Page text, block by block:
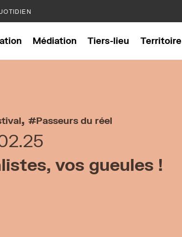
Médiation Tiers-lieu Territoire
, Passeurs du réel
vos gueules !